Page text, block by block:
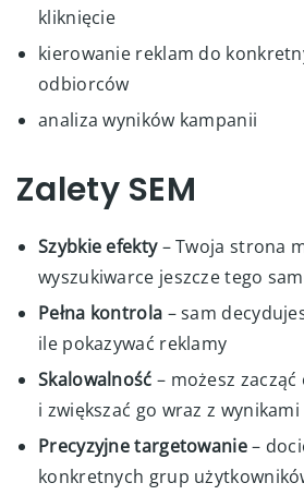
kliknięcie
kierowanie reklam do
odbiorców
analiza wyników kampanii
Zalety SEM
Szybkie efekty– Twoja strona
wyszukiwarce jeszcze tego
Pełna kontrola – sam
ile pokazywać reklamy
Skalowalność – możesz
i zwiększać go wraz z wynikami
Precyzyjne targetowanie–
konkretnych grup